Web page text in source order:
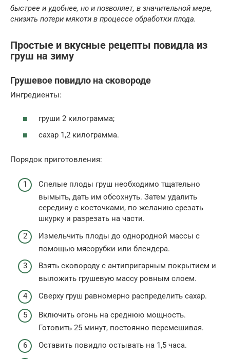
быстрее и удобнее, но и позволяет, в значительной мере,
снизить потери мякоти в процессе обработки плода.
Простые и вкусные рецепты повидла из
груш на зиму
Грушевое повидло на сковороде
Ингредиенты:
груши 2 килограмма;
сахар 1,2 килограмма.
Порядок приготовления:
Спелые плоды груш необходимо тщательно
вымыть, дать им обсохнуть. Затем удалить
середину с косточками, по желанию срезать
шкурку и разрезать на части.
Измельчить плоды до однородной массы с
помощью мясорубки или блендера.
Взять сковороду с антипригарным покрытием и
выложить грушевую массу ровным слоем.
Сверху груш равномерно распределить сахар.
Включить огонь на среднюю мощность.
Готовить 25 минут, постоянно перемешивая.
Оставить повидло остывать на 1,5 часа.